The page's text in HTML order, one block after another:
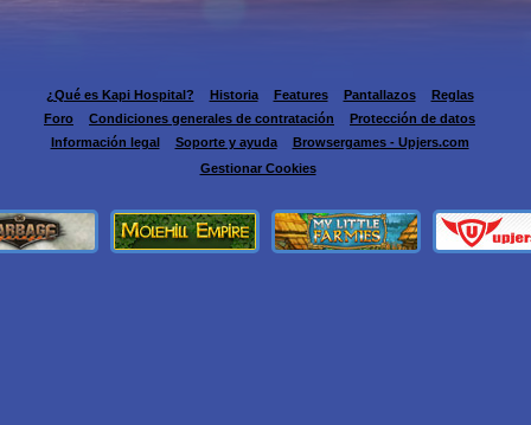
¿Qué es Kapi Hospital? Historia Features Pantallazos
Reglas
Foro
Condiciones generales de contratación
Protección de datos
Información legal
Soporte y ayuda
Browsergames - Upjers.com
Gestionar Cookies